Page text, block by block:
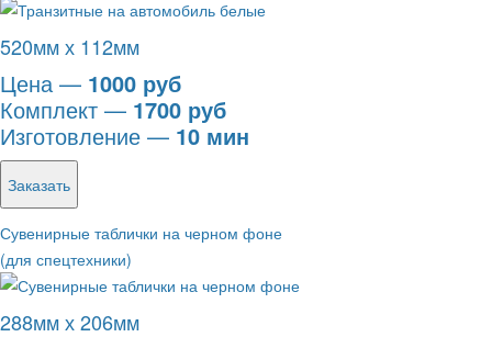
520мм х 112мм
Цена — 1000 руб
Комплект — 1700 руб
Изготовление — 10 мин
Заказать
Сувенирные таблички на черном фоне
(для спецтехники)
288мм х 206мм